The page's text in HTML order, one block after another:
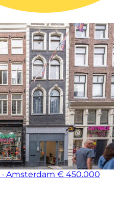
· Amsterdam € 450.000